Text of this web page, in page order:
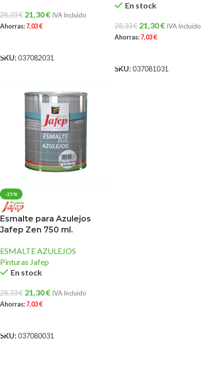
28,33€ 21,30€ IVA Incluido
Ahorras:7,03€
SKU: 037082031
En stock
28,33€ 21,30€ IVA Incluido
Ahorras:7,03€
SKU: 037081031
-25%
Esmalte para Azulejos
Jafep Zen 750 ml.
ESMALTE AZULEJOS
Pinturas Jafep
En stock
28,33€ 21,30€ IVA Incluido
Ahorras:7,03€
SKU: 037080031